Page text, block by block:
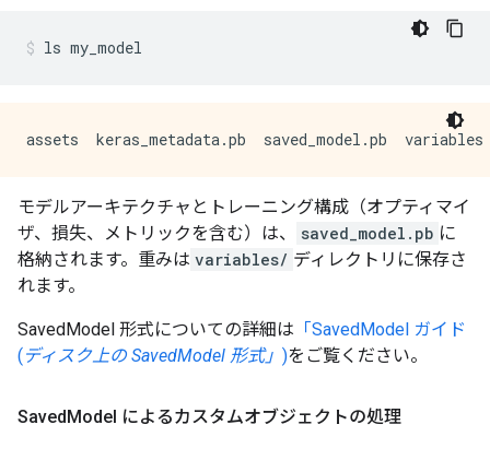
ls my_model
モデルアーキテクチャとトレーニング構成（オプティマイ
ザ、損失、メトリックを含む）は、
saved_model.pb に
格納されます。重みは variables/ ディレクトリに保存さ
れます。
SavedModel 形式についての詳細は 「SavedModel ガイド
(ディスク上の SavedModel 形式」 )をご覧ください。
SavedModel によるカスタムオブジェクトの処理